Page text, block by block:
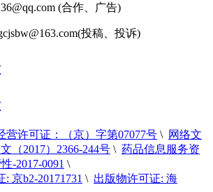
(合作、广告)
(投稿、投诉)
营许可证：（京）字第07077号 \ 网络文
（2017）2366-244号 \ 药品信息服务资
-2017-0091 \
京b2-20171731 \ 出版物许可证: 海